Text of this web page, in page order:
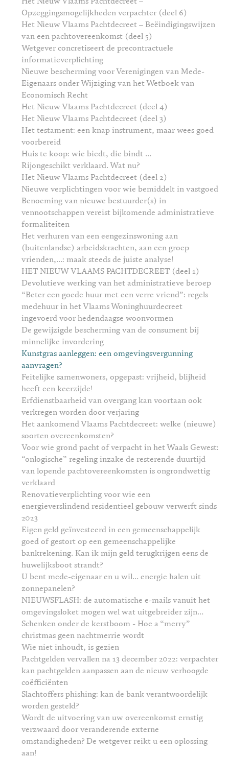
Het Nieuw Vlaams Pachtdecreet –
Opzeggingsmogelijkheden verpachter (deel 6)
Het Nieuw Vlaams Pachtdecreet – Beëindigingswijzen
van een pachtovereenkomst (deel 5)
Wetgever concretiseert de precontractuele
informatieverplichting
Nieuwe bescherming voor Verenigingen van Mede-
Eigenaars onder Wijziging van het Wetboek van
Economisch Recht
Het Nieuw Vlaams Pachtdecreet (deel 4)
Het Nieuw Vlaams Pachtdecreet (deel 3)
Het testament: een knap instrument, maar wees goed
voorbereid
Huis te koop: wie biedt, die bindt …
Rijongeschikt verklaard. Wat nu?
Het Nieuw Vlaams Pachtdecreet (deel 2)
Nieuwe verplichtingen voor wie bemiddelt in vastgoed
Benoeming van nieuwe bestuurder(s) in
vennootschappen vereist bijkomende administratieve
formaliteiten
Het verhuren van een eengezinswoning aan
(buitenlandse) arbeidskrachten, aan een groep
vrienden,…: maak steeds de juiste analyse!
HET NIEUW VLAAMS PACHTDECREET (deel 1)
Devolutieve werking van het administratieve beroep
“Beter een goede huur met een verre vriend”: regels
medehuur in het Vlaams Woninghuurdecreet
ingevoerd voor hedendaagse woonvormen
De gewijzigde bescherming van de consument bij
minnelijke invordering
Kunstgras aanleggen: een omgevingsvergunning
aanvragen?
Feitelijke samenwoners, opgepast: vrijheid, blijheid
heeft een keerzijde!
Erfdienstbaarheid van overgang kan voortaan ook
verkregen worden door verjaring
Het aankomend Vlaams Pachtdecreet: welke (nieuwe)
soorten overeenkomsten?
Voor wie grond pacht of verpacht in het Waals Gewest:
“onlogische” regeling inzake de resterende duurtijd
van lopende pachtovereenkomsten is ongrondwettig
verklaard
Renovatieverplichting voor wie een
energieverslindend residentieel gebouw verwerft sinds
2023
Eigen geld geïnvesteerd in een gemeenschappelijk
goed of gestort op een gemeenschappelijke
bankrekening. Kan ik mijn geld terugkrijgen eens de
huwelijksboot strandt?
U bent mede-eigenaar en u wil… energie halen uit
zonnepanelen?
NIEUWSFLASH: de automatische e-mails vanuit het
omgevingsloket mogen wel wat uitgebreider zijn…
Schenken onder de kerstboom - Hoe a “merry”
christmas geen nachtmerrie wordt
Wie niet inhoudt, is gezien
Pachtgelden vervallen na 13 december 2022: verpachter
kan pachtgelden aanpassen aan de nieuw verhoogde
coëfficiënten
Slachtoffers phishing: kan de bank verantwoordelijk
worden gesteld?
Wordt de uitvoering van uw overeenkomst ernstig
verzwaard door veranderende externe
omstandigheden? De wetgever reikt u een oplossing
aan!